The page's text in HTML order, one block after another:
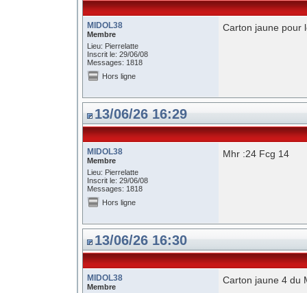
MIDOL38
Membre
Lieu: Pierrelatte
Inscrit le: 29/06/08
Messages: 1818
Carton jaune pour
Hors ligne
13/06/26 16:29
MIDOL38
Membre
Lieu: Pierrelatte
Inscrit le: 29/06/08
Messages: 1818
Mhr :24 Fcg 14
Hors ligne
13/06/26 16:30
MIDOL38
Membre
Carton jaune 4 du